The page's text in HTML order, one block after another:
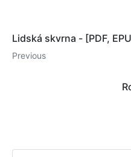
Lidská skvrna - [PDF,
Previous